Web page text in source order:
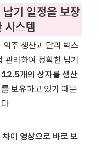
기 일정을 보장
스템
주 생산과 달리 박스
관리하여 정확한 납기
개의 상자를 생산
보유하고 있기 때문
.
차이 영상으로 바로 보